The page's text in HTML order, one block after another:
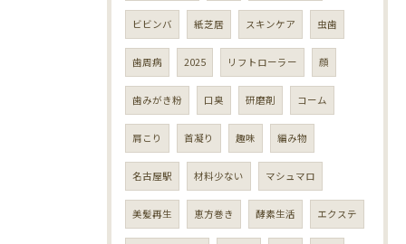
ビビンバ 紙芝居 スキンケア 虫歯
歯周病 2025 リフトローラー 顔
歯みがき粉 口臭 研磨剤 コーム
肩こり 首凝り 趣味 編み物
名古屋駅 材料少ない マシュマロ
美髪再生 恵方巻き 酵素生活 エクステ